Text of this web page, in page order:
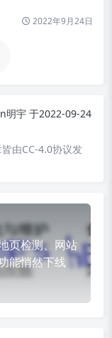
2022年9月24日
明宇 于2022-09-24
由CC-4.0协议发
页检测、网站
能悄然下线